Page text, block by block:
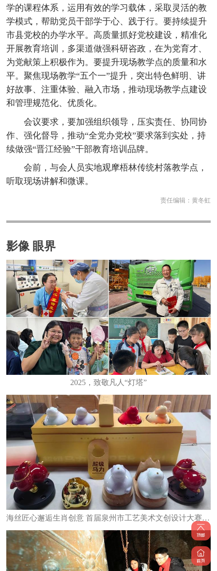
学的课程体系，运用有效的学习载体，采取灵活的教
学模式，帮助党员干部学于心、践于行。要持续提升
市县党校的办学水平。高质量抓好党校建设，精准化
开展教育培训，多渠道做强科研咨政，在为党育才、
为党献策上积极作为。要提升现场教学点的质量和水
平。聚焦现场教学“五个一”提升，突出特色鲜明、讲
好故事、注重体验、融入市场，推动现场教学点建设
和管理规范化、优质化。
会议要求，要加强组织领导，压实责任、协同协
作、强化督导，推动“全党办党校”要求落到实处，持
续做强“晋江经验”干部教育培训品牌。
会前，与会人员实地观摩梧林传统村落教学点，
听取现场讲解和微课。
责任编辑： 黄冬虹
影像 眼界
2025，致敬凡人“灯塔”
海丝匠心邂逅生肖创意 首届泉州市工艺美术文创设计大赛颁奖